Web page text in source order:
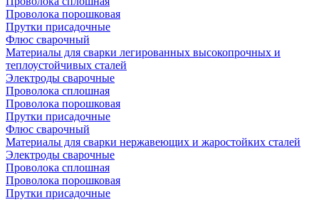
Проволока порошковая
Прутки присадочные
Флюс сварочный
Материалы для сварки легированных высокопрочных и
теплоустойчивых сталей
Электроды сварочные
Проволока сплошная
Проволока порошковая
Прутки присадочные
Флюс сварочный
Материалы для сварки нержавеющих и жаростойких сталей
Электроды сварочные
Проволока сплошная
Проволока порошковая
Прутки присадочные